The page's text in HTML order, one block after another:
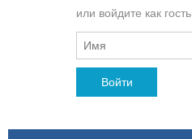
или войдите как гость
Войти